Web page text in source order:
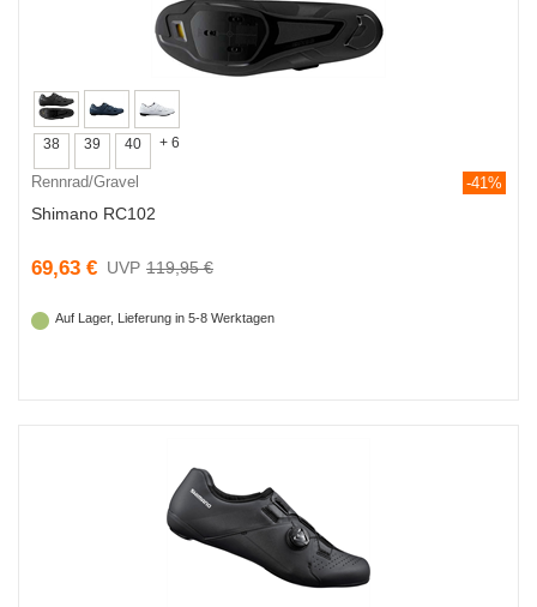
38 39 40 + 6
Rennrad/Gravel -41%
Shimano RC102
69,63 € 119,95 €
Auf Lager, Lieferung in 5-8 Werktagen